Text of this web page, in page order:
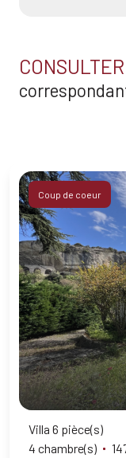
Coup de coeur
Villa 6 pièce(s)
4 chambre(s)